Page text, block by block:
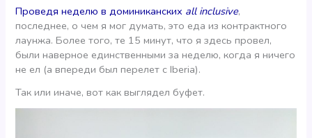
Проведя неделю в доминиканских all inclusive,
последнее, о чем я мог думать, это еда из контрактного
лаунжа. Более того, те 15 минут, что я здесь провел,
были наверное единственными за неделю, когда я ничего
не ел (а впереди был перелет с Iberia).
Так или иначе, вот как выглядел буфет.